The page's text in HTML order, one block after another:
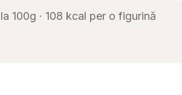
la 100g · 108 kcal per o figurină